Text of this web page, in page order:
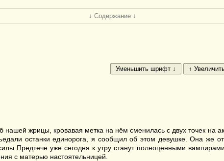
↓ Содержание ↓
жрицы, кровавая метка на нём сменилась с двух точек на
останки единорога, я сообщил об этом девушке. Она же
Предтече уже сегодня к утру станут полноценными
с матерью настоятельницей.